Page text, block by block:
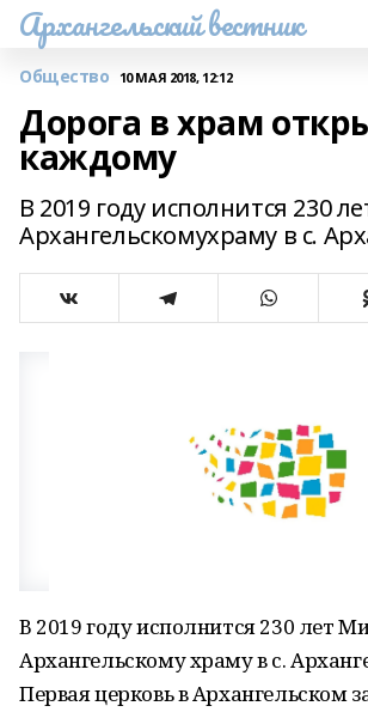
Архангельский вестник
Общество 10 МАЯ 2018, 12:12
Дорога в храм
каждому
В 2019 году исполнится 230
Архангельскомухраму в с.
В 2019 году исполнится 230 лет
Архангельскому храму в с.
Первая церковь в Архангельском